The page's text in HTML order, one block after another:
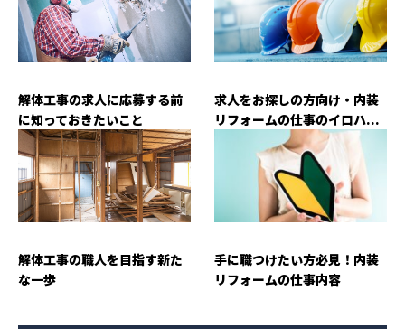
解体工事の求人に応募する前
に知っておきたいこと
求人をお探しの方向け・内装
リフォームの仕事のイロハ...
解体工事の職人を目指す新た
な一歩
手に職つけたい方必見！内装
リフォームの仕事内容